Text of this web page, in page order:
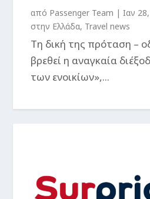
από Passenger Team |Ιαν
στην Ελλάδα, Travel news
Τη δική της πρόταση –
βρεθεί η αναγκαία
των ενοικίων»,...